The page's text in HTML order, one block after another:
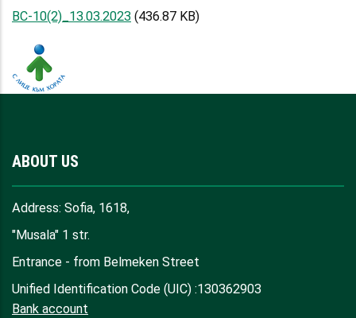
ВС-10(2)_13.03.2023 (436.87 KB)
ABOUT US
Address: Sofia, 1618,
"Musala" 1 str.
Entrance - from Belmeken Street
Unified Identification Code (UIC) :130362903
Bank account